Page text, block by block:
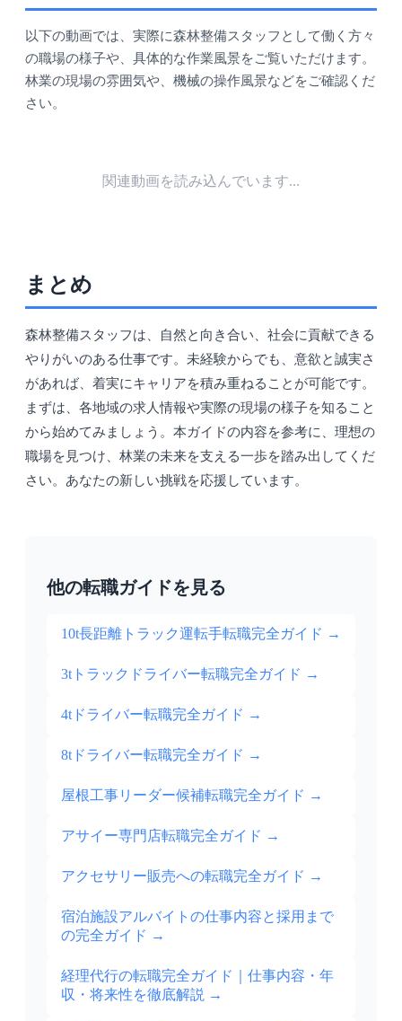
以下の動画では、実際に森林整備スタッフとして働く方々
の職場の様子や、具体的な作業風景をご覧いただけます。
林業の現場の雰囲気や、機械の操作風景などをご確認くだ
さい。
関連動画を読み込んでいます...
まとめ
森林整備スタッフは、自然と向き合い、社会に貢献できる
やりがいのある仕事です。未経験からでも、意欲と誠実さ
があれば、着実にキャリアを積み重ねることが可能です。
まずは、各地域の求人情報や実際の現場の様子を知ること
から始めてみましょう。本ガイドの内容を参考に、理想の
職場を見つけ、林業の未来を支える一歩を踏み出してくだ
さい。あなたの新しい挑戦を応援しています。
他の転職ガイドを見る
10t長距離トラック運転手転職完全ガイド →
3tトラックドライバー転職完全ガイド →
4tドライバー転職完全ガイド →
8tドライバー転職完全ガイド →
屋根工事リーダー候補転職完全ガイド →
アサイー専門店転職完全ガイド →
アクセサリー販売への転職完全ガイド →
宿泊施設アルバイトの仕事内容と採用まで
の完全ガイド →
経理代行の転職完全ガイド｜仕事内容・年
収・将来性を徹底解説 →